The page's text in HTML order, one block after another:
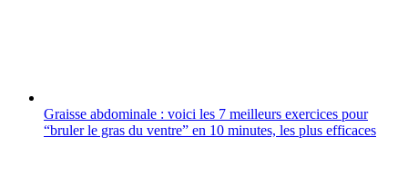
Graisse abdominale : voici les 7 meilleurs exercices pour
“bruler le gras du ventre” en 10 minutes, les plus efficaces